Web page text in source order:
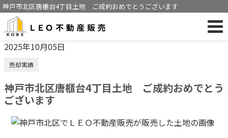
神戸市北区唐櫃台4丁目土地 ご成約おめでとうございます
2025年10月05日
売却実績
神戸市北区唐櫃台4丁目土地 ご成約おめでとう
ございます